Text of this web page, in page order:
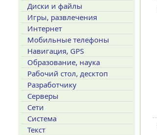
Диски и файлы
Игры, развлечения
Интернет
Мобильные телефоны
Навигация, GPS
Образование, наука
Рабочий стол, десктоп
Разработчику
Серверы
Сети
Система
Текст